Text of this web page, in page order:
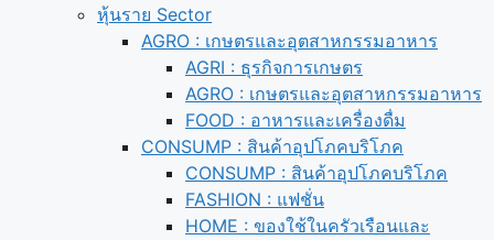
หุ้นราย Sector
AGRO : เกษตรและอุตสาหกรรมอาหาร
AGRI : ธุรกิจการเกษตร
AGRO : เกษตรและอุตสาหกรรมอาหาร
FOOD : อาหารและเครื่องดื่ม
CONSUMP : สินค้าอุปโภคบริโภค
CONSUMP : สินค้าอุปโภคบริโภค
FASHION : แฟชั่น
HOME : ของใช้ในครัวเรือนและ